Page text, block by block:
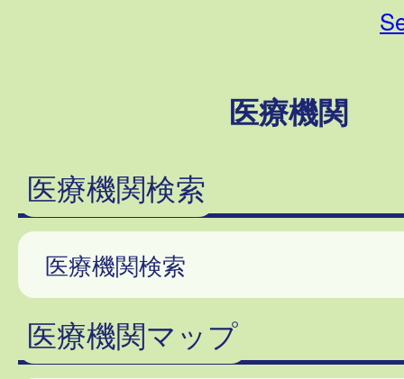
医療機関
医療機関検索
医療機関検索
医療機関マップ